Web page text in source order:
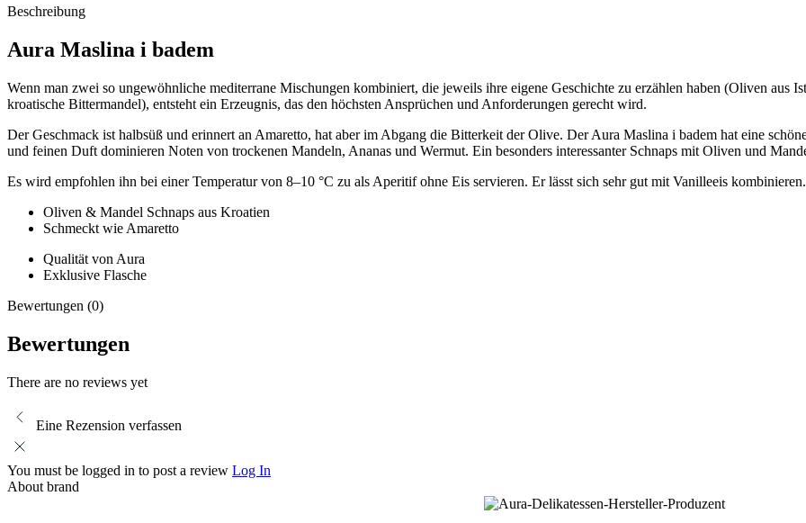
Beschreibung
Aura Maslina i badem
Wenn man zwei so ungewöhnliche mediterrane Mischungen kombiniert, die jeweils ihre eigene Geschichte zu erzählen haben (Oliven aus
kroatische Bittermandel), entsteht ein Erzeugnis, das den höchsten Ansprüchen und Anforderungen gerecht wird.
Der Geschmack ist halbsüß und erinnert an Amaretto, hat aber im Abgang die Bitterkeit der Olive. Der Aura Maslina i badem hat eine
und feinen Duft dominieren Noten von trockenen Mandeln, Ananas und Wermut. Ein besonders interessanter Schnaps mit Oliven und
Es wird empfohlen ihn bei einer Temperatur von 8–10 °C zu als Aperitif ohne Eis servieren. Er lässt sich sehr gut mit Vanilleeis kombinieren.
Oliven & Mandel Schnaps aus Kroatien
Schmeckt wie Amaretto
Qualität von Aura
Exklusive Flasche
Bewertungen (0)
Bewertungen
There are no reviews yet
Eine Rezension verfassen
You must be logged in to post a review Log In
About brand